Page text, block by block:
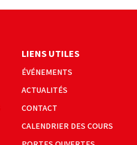
LIENS UTILES
ÉVÉNEMENTS
ACTUALITÉS
CONTACT
CALENDRIER DES COURS